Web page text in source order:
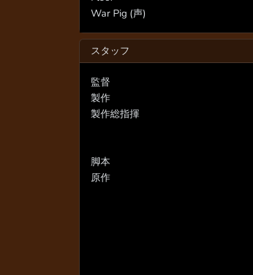
War Pig (声)
スタッフ
監督
製作
製作総指揮
脚本
原作